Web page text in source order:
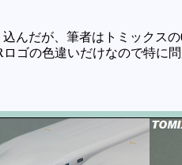
んだが、筆者はトミックス
ゴの色違いだけなので特に問